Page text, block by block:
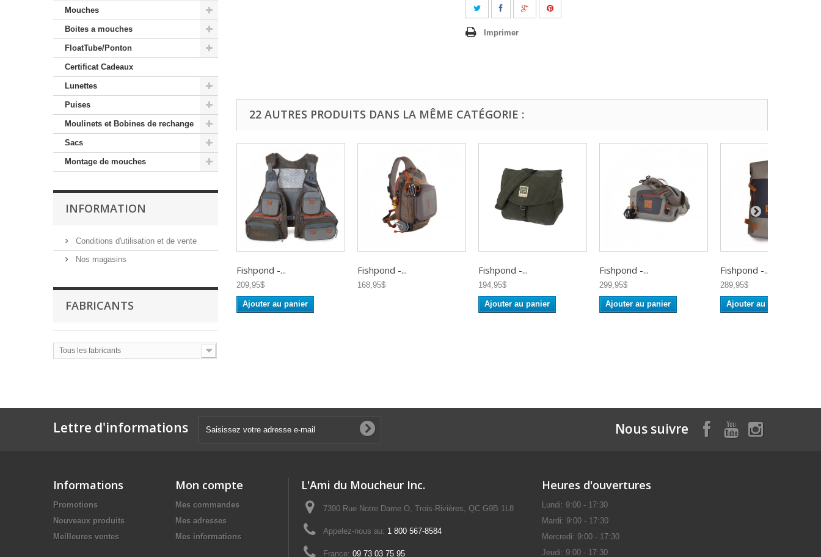
Mouches
Boites a mouches
FloatTube/Ponton
Certificat Cadeaux
Lunettes
Puises
Moulinets et Bobines de rechange
Sacs
Montage de mouches
INFORMATION
Conditions d'utilisation et de vente
Nos magasins
FABRICANTS
Tous les fabricants
Imprimer
22 AUTRES PRODUITS DANS LA MÊME CATÉGORIE :
Fishpond -...
209,95$
Ajouter au panier
Fishpond -...
168,95$
Fishpond -...
194,95$
Ajouter au panier
Fishpond -...
299,95$
Ajouter au panier
Fishpond -...
289,95$
Ajouter au panier
Lettre d'informations Nous suivre
Informations
Promotions
Nouveaux produits
Meilleures ventes
Mon compte
Mes commandes
Mes adresses
Mes informations
L'Ami du Moucheur Inc.
7390 Rue Notre Dame O, Trois-Rivières, QC G9B 1L8
Appelez-nous au: 1 800 567-8584
France: 09 73 03 75 95
Heures d'ouvertures
Lundi: 9:00 - 17:30
Mardi: 9:00 - 17:30
Mercredi: 9:00 - 17:30
Jeudi: 9:00 - 17:30